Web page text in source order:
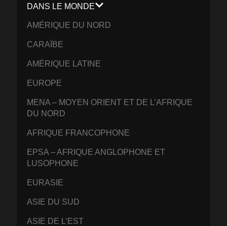
DANS LE MONDE
AMÉRIQUE DU NORD
CARAÏBE
AMÉRIQUE LATINE
EUROPE
MENA – MOYEN ORIENT ET DE L’AFRIQUE
DU NORD
AFRIQUE FRANCOPHONE
EPSA – AFRIQUE ANGLOPHONE ET
LUSOPHONE
EURASIE
ASIE DU SUD
ASIE DE L’EST